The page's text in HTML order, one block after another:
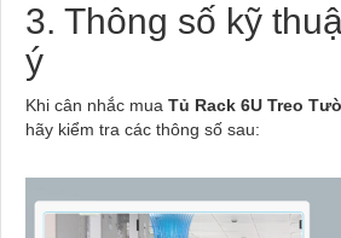
3. Thông số kỹ
ý
Khi cân nhắc mua Tủ Rack 6U Treo
hãy kiểm tra các thông số sau: